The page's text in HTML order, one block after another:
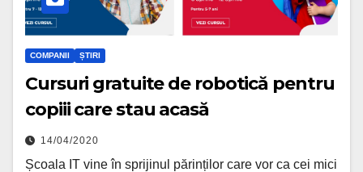
COMPANII ȘTIRI
Cursuri gratuite de robotică pentru
copiii care stau acasă
14/04/2020
Școala IT vine în sprijinul părinților care vor ca cei mici